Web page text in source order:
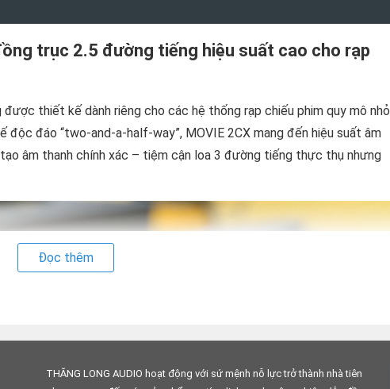
trục 2.5 đường tiếng hiệu suất cao cho rạp
thiết kế dành riêng cho các hệ thống rạp chiếu phim quy mô nhỏ
đáo “two-and-a-half-way”, MOVIE 2CX mang đến hiệu suất âm
âm thanh chính xác – tiệm cận loa 3 đường tiếng thực thụ nhưng
Đọc thêm
THĂNG LONG AUDIO hoạt động với sứ mệnh nỗ lực trở thành nhà tiên